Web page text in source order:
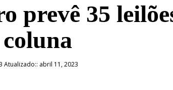
prevê 35
Atualizado:: abril 11, 2023